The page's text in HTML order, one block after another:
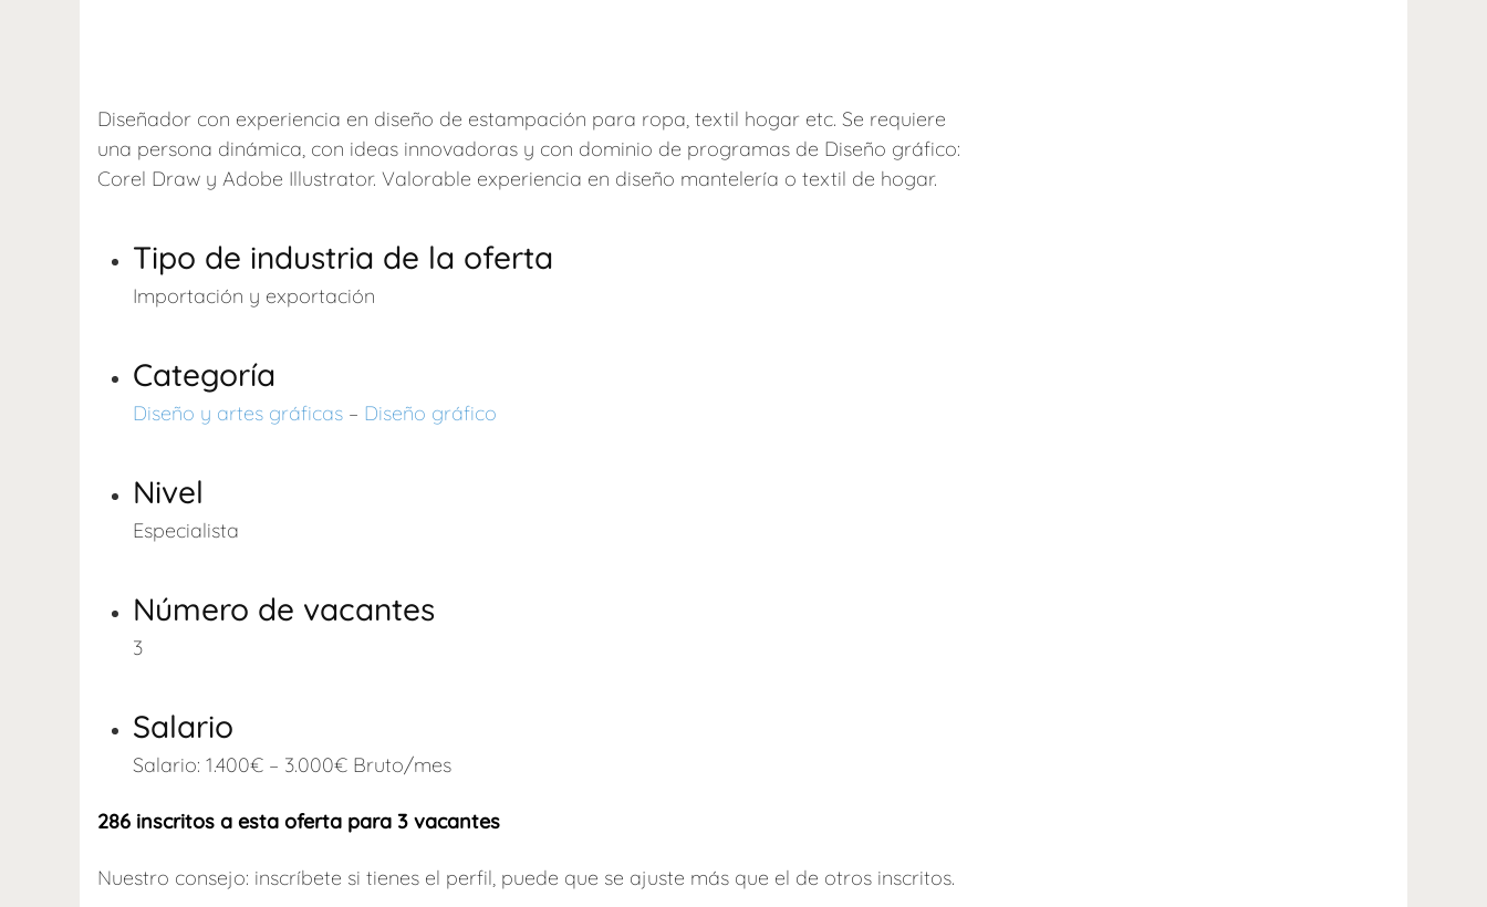
Diseñador con experiencia en diseño de estampación para ropa, textil hogar etc. Se requiere
una persona dinámica, con ideas innovadoras y con dominio de programas de Diseño gráfico:
Corel Draw y Adobe Illustrator. Valorable experiencia en diseño mantelería o textil de hogar.
Tipo de industria de la oferta
Importación y exportación
Categoría
Diseño y artes gráficas – Diseño gráfico
Nivel
Especialista
Número de vacantes
3
Salario
Salario: 1.400€ – 3.000€ Bruto/mes
286 inscritos a esta oferta para 3 vacantes
Nuestro consejo: inscríbete si tienes el perfil, puede que se ajuste más que el de otros inscritos.